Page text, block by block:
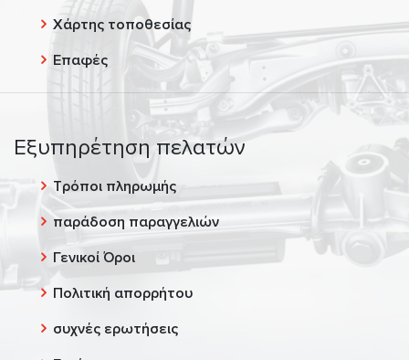
Χάρτης τοποθεσίας
Επαφές
Εξυπηρέτηση πελατών
Τρόποι πληρωμής
παράδοση παραγγελιών
Γενικοί Όροι
Πολιτική απορρήτου
συχνές ερωτήσεις